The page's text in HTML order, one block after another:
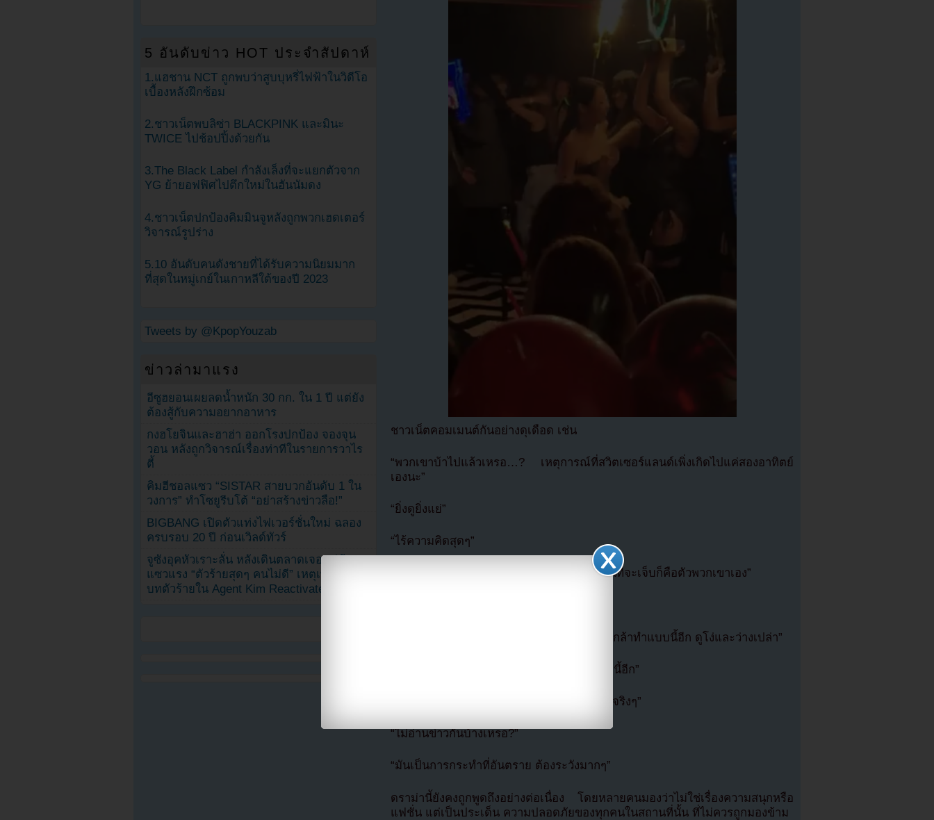
ชาวเน็ตคอมเมนต์กันอย่างดุเดือด เช่น
“พวกเขาบ้าไปแล้วเหรอ…? เหตุการณ์ที่สวิตเซอร์แลนด์เพิ่งเกิดไปแค่สองอาทิตย์
เองนะ”
“ยิ่งดูยิ่งแย่”
“ไร้ความคิดสุดๆ”
“ขาดสำนึกเรื่องความปลอดภัยอย่างรุนแรง คนที่จะเจ็บก็คือตัวพวกเขาเอง”
“ไฟไหม้ที่สวิตเซอร์แลนด์เพิ่งเกิดไปไม่นาน ยังกล้าทำแบบนี้อีก ดูโง่และว่างเปล่า”
“ถ้าเป็นไอดอลผู้ชายทำแบบนี้ คงโดนหนักกว่านี้อีก”
“การใช้ดอกไม้ไฟในที่ปิดคือสิ่งที่ต้องระวังมากจริงๆ”
“ไม่อ่านข่าวกันบ้างเหรอ?”
“มันเป็นการกระทำที่อันตราย ต้องระวังมากๆ”
ดราม่านี้ยังคงถูกพูดถึงอย่างต่อเนื่อง โดยหลายคนมองว่าไม่ใช่เรื่องความสนุกหรือ
แฟชั่น แต่เป็นประเด็น ความปลอดภัยของทุกคนในสถานที่นั้น ที่ไม่ควรถูกมองข้าม
5 อันดับข่าว HOT ประจำสัปดาห์
1.แฮชาน NCT ถูกพบว่าสูบบุหรี่ไฟฟ้าในวิดีโอ
เบื้องหลังฝึกซ้อม
2.ชาวเน็ตพบลิซ่า BLACKPINK และมินะ
TWICE ไปช้อปปิ้งด้วยกัน
3.The Black Label กำลังเล็งที่จะแยกตัวจาก
YG ย้ายอฟฟิศไปตึกใหม่ในฮันนัมดง
4.ชาวเน็ตปกป้องคิมมินจูหลังถูกพวกเฮดเตอร์
วิจารณ์รูปร่าง
5.10 อันดับคนดังชายที่ได้รับความนิยมมาก
ที่สุดในหมู่เกย์ในเกาหลีใต้ของปี 2023
Tweets by @KpopYouzab
ข่าวล่ามาแรง
อีซูฮยอนเผยลดน้ำหนัก 30 กก. ใน 1 ปี แต่ยัง
ต้องสู้กับความอยากอาหาร
กงฮโยจินและฮาฮ่า ออกโรงปกป้อง จองจุน
วอน หลังถูกวิจารณ์เรื่องท่าทีในรายการวาไร
ตี้
คิมฮีชอลแซว “SISTAR สายบวกอันดับ 1 ใน
วงการ” ทำโซยูรีบโต้ “อย่าสร้างข่าวลือ!”
BIGBANG เปิดตัวแท่งไฟเวอร์ชั่นใหม่ ฉลอง
ครบรอบ 20 ปี ก่อนเวิลด์ทัวร์
จูซังอุคหัวเราะลั่น หลังเดินตลาดเจอแม่ค้า
แซวแรง “ตัวร้ายสุดๆ คนไม่ดี” เหตุเพราะอิน
บทตัวร้ายใน Agent Kim Reactivated